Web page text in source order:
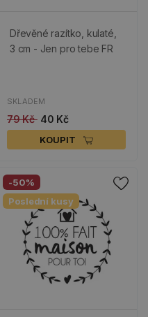
Dřevěné razítko, kulaté,
3 cm - Jen pro tebe FR
SKLADEM
79 Kč 40 Kč
KOUPIT
-50%
Poslední kusy